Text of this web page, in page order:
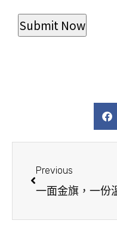
Previous